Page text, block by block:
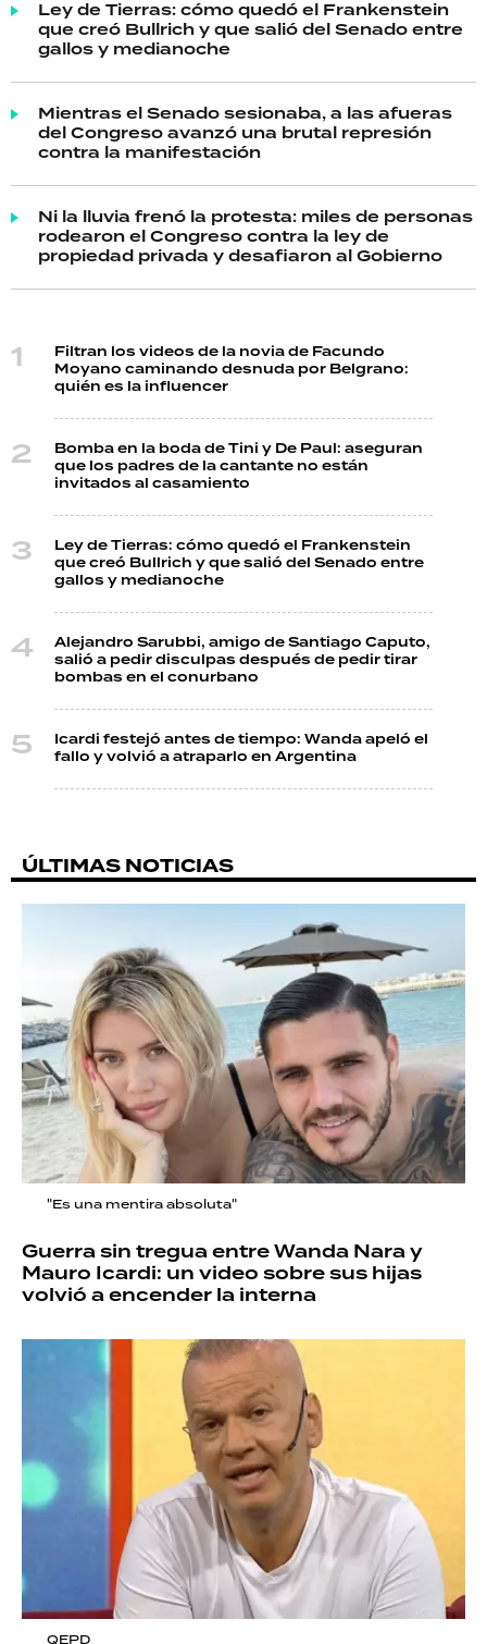
Ley de Tierras: cómo quedó el Frankenstein
que creó Bullrich y que salió del Senado entre
gallos y medianoche
Mientras el Senado sesionaba, a las afueras
del Congreso avanzó una brutal represión
contra la manifestación
Ni la lluvia frenó la protesta: miles de personas
rodearon el Congreso contra la ley de
propiedad privada y desafiaron al Gobierno
Filtran los videos de la novia de Facundo
Moyano caminando desnuda por Belgrano:
quién es la influencer
Bomba en la boda de Tini y De Paul: aseguran
que los padres de la cantante no están
invitados al casamiento
Ley de Tierras: cómo quedó el Frankenstein
que creó Bullrich y que salió del Senado entre
gallos y medianoche
Alejandro Sarubbi, amigo de Santiago Caputo,
salió a pedir disculpas después de pedir tirar
bombas en el conurbano
Icardi festejó antes de tiempo: Wanda apeló el
fallo y volvió a atraparlo en Argentina
ÚLTIMAS NOTICIAS
"Es una mentira absoluta"
Guerra sin tregua entre Wanda Nara y
Mauro Icardi: un video sobre sus hijas
volvió a encender la interna
QEPD